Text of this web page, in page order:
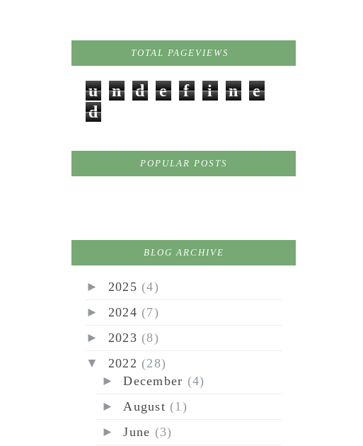
TOTAL PAGEVIEWS
u n d e f i n
e
d
POPULAR POSTS
BLOG ARCHIVE
► 2025 (4)
► 2024 (7)
► 2023 (8)
▼ 2022 (28)
►December (4)
►August (1)
►June (3)